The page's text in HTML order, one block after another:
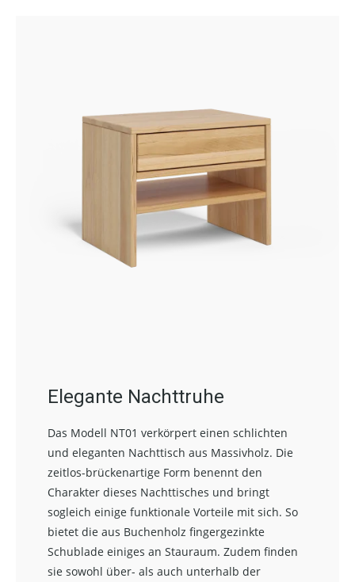
Elegante Nachttruhe
Das Modell NT01 verkörpert einen schlichten
und eleganten Nachttisch aus Massivholz. Die
zeitlos-brückenartige Form benennt den
Charakter dieses Nachttisches und bringt
sogleich einige funktionale Vorteile mit sich. So
bietet die aus Buchenholz fingergezinkte
Schublade einiges an Stauraum. Zudem finden
sie sowohl über- als auch unterhalb der